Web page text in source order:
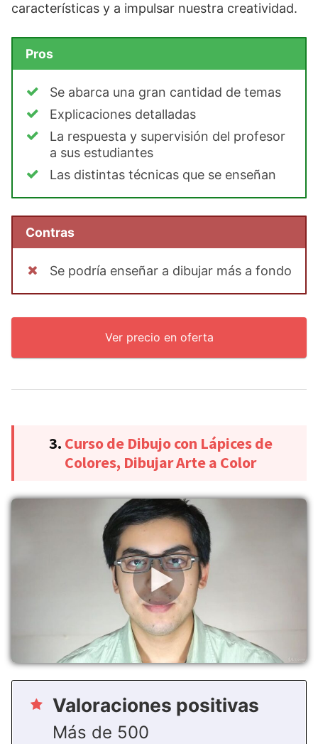
características y a impulsar nuestra creatividad.
Pros
Se abarca una gran cantidad de temas
Explicaciones detalladas
La respuesta y supervisión del profesor
a sus estudiantes
Las distintas técnicas que se enseñan
Contras
Se podría enseñar a dibujar más a fondo
Ver precio en oferta
3. Curso de Dibujo con Lápices de
Colores, Dibujar Arte a Color
Valoraciones positivas
Más de 500